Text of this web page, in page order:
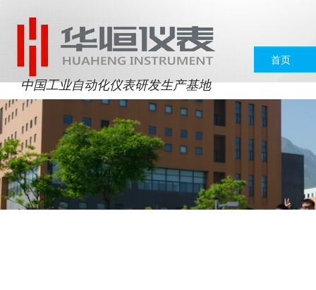
中国工业自动化仪表研发生产基地
首页